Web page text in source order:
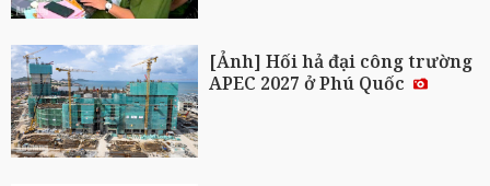
[Ảnh] Hối hả đại công trường
APEC 2027 ở Phú Quốc